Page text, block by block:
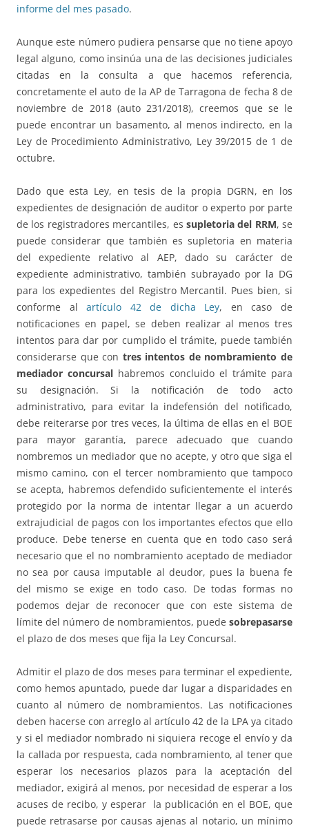
informe del mes pasado.
Aunque este número pudiera pensarse que no tiene apoyo
legal alguno, como insinúa una de las decisiones judiciales
citadas en la consulta a que hacemos referencia,
concretamente el auto de la AP de Tarragona de fecha 8 de
noviembre de 2018 (auto 231/2018), creemos que se le
puede encontrar un basamento, al menos indirecto, en la
Ley de Procedimiento Administrativo, Ley 39/2015 de 1 de
octubre.
Dado que esta Ley, en tesis de la propia DGRN, en los
expedientes de designación de auditor o experto por parte
de los registradores mercantiles, es supletoria del RRM, se
puede considerar que también es supletoria en materia
del expediente relativo al AEP, dado su carácter de
expediente administrativo, también subrayado por la DG
para los expedientes del Registro Mercantil. Pues bien, si
conforme alartículo 42 de dicha Ley, en caso de
notificaciones en papel, se deben realizar al menos tres
intentos para dar por cumplido el trámite, puede también
considerarse que con tres intentos de nombramiento de
mediador concursal habremos concluido el trámite para
su designación. Si la notificación de todo acto
administrativo, para evitar la indefensión del notificado,
debe reiterarse por tres veces, la última de ellas en el BOE
para mayor garantía, parece adecuado que cuando
nombremos un mediador que no acepte, y otro que siga el
mismo camino, con el tercer nombramiento que tampoco
se acepta, habremos defendido suficientemente el interés
protegido por la norma de intentar llegar a un acuerdo
extrajudicial de pagos con los importantes efectos que ello
produce. Debe tenerse en cuenta que en todo caso será
necesario que el no nombramiento aceptado de mediador
no sea por causa imputable al deudor, pues la buena fe
del mismo se exige en todo caso. De todas formas no
podemos dejar de reconocer que con este sistema de
límite del número de nombramientos, puede sobrepasarse
el plazo de dos meses que fija la Ley Concursal.
Admitir el plazo de dos meses para terminar el expediente,
como hemos apuntado, puede dar lugar a disparidades en
cuanto al número de nombramientos. Las notificaciones
deben hacerse con arreglo al artículo 42 de la LPA ya citado
y si el mediador nombrado ni siquiera recoge el envío y da
la callada por respuesta, cada nombramiento, al tener que
esperar los necesarios plazos para la aceptación del
mediador, exigirá al menos, por necesidad de esperar a los
acuses de recibo, y esperar la publicación en el BOE, que
puede retrasarse por causas ajenas al notario, un mínimo